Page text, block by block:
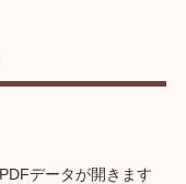
データが開きます